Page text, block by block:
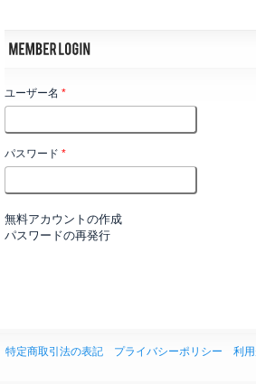
ユーザー名 *
パスワード *
無料アカウントの作成
パスワードの再発行
特定商取引法の表記 プライバシーポリシー 利